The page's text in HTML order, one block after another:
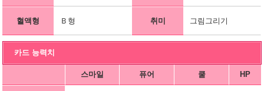
혈액형 Ｂ형 취미 그림그리기
카드 능력치
스마일 퓨어 쿨 HP